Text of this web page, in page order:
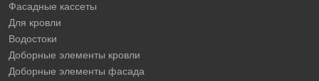
Фасадные кассеты
Для кровли
Водостоки
Доборные элементы кровли
Доборные элементы фасада